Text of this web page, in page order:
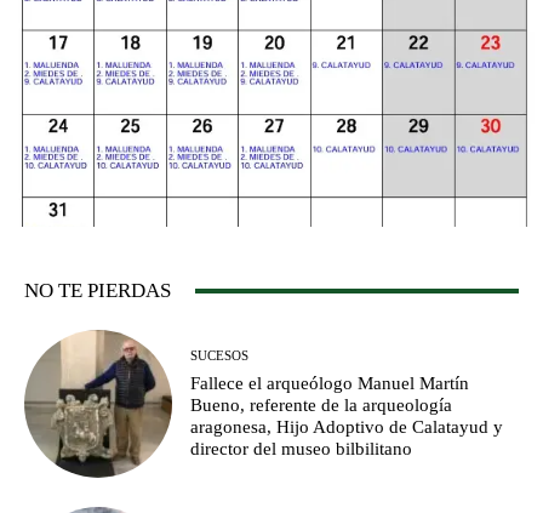
NO TE PIERDAS
SUCESOS
Fallece el arqueólogo Manuel Martín
Bueno, referente de la arqueología
aragonesa, Hijo Adoptivo de Calatayud y
director del museo bilbilitano